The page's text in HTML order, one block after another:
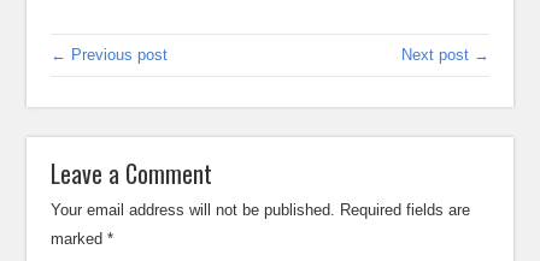
← Previous post Next post →
Leave a Comment
Your email address will not be published. Required fields are
marked*